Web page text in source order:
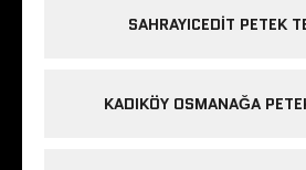
SAHRAYICEDIT PETEK
KADIKÖY OSMANAĞA